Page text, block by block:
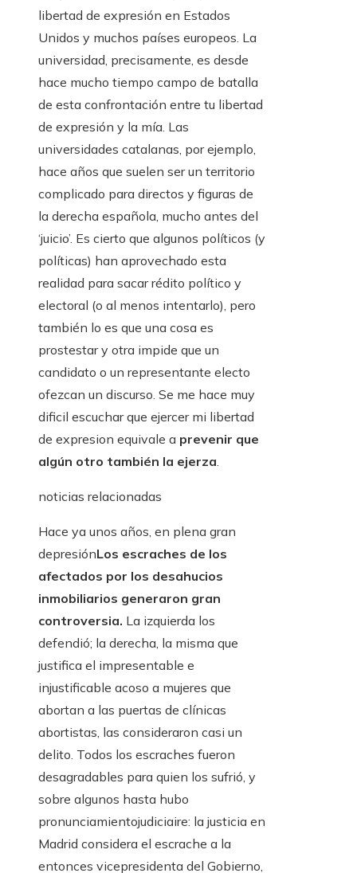
libertad de expresión en Estados
Unidos y muchos países europeos. La
universidad, precisamente, es desde
hace mucho tiempo campo de batalla
de esta confrontación entre tu libertad
de expresión y la mía. Las
universidades catalanas, por ejemplo,
hace años que suelen ser un territorio
complicado para directos y figuras de
la derecha española, mucho antes del
‘juicio’. Es cierto que algunos políticos (y
políticas) han aprovechado esta
realidad para sacar rédito político y
electoral (o al menos intentarlo), pero
también lo es que una cosa es
prostestar y otra impide que un
candidato o un representante electo
ofezcan un discurso. Se me hace muy
dificil escuchar que ejercer mi libertad
de expresion equivale a prevenir que
algún otro también la ejerza.
noticias relacionadas
Hace ya unos años, en plena gran
depresiónLos escraches de los
afectados por los desahucios
inmobiliarios generaron gran
controversia. La izquierda los
defendió; la derecha, la misma que
justifica el impresentable e
injustificable acoso a mujeres que
abortan a las puertas de clínicas
abortistas, las consideraron casi un
delito. Todos los escraches fueron
desagradables para quien los sufrió, y
sobre algunos hasta hubo
pronunciamientojudiciaire: la justicia en
Madrid considera el escrache a la
entonces vicepresidenta del Gobierno,